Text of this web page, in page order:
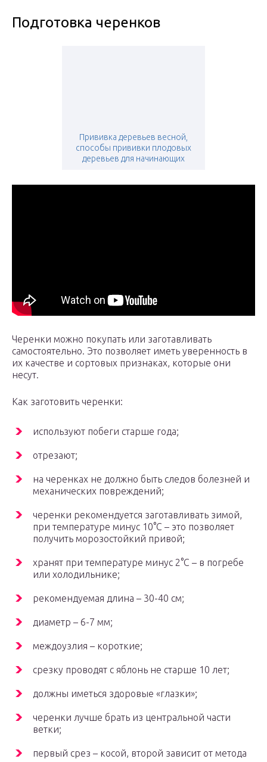
Подготовка черенков
Прививка деревьев весной,
способы прививки плодовых
деревьев для начинающих
Черенки можно покупать или заготавливать
самостоятельно. Это позволяет иметь уверенность в
их качестве и сортовых признаках, которые они
несут.
Как заготовить черенки:
используют побеги старше года;
отрезают;
на черенках не должно быть следов болезней и
механических повреждений;
черенки рекомендуется заготавливать зимой,
при температуре минус 10°С – это позволяет
получить морозостойкий привой;
хранят при температуре минус 2°С – в погребе
или холодильнике;
рекомендуемая длина – 30-40 см;
диаметр – 6-7 мм;
междоузлия – короткие;
срезку проводят с яблонь не старше 10 лет;
должны иметься здоровые «глазки»;
черенки лучше брать из центральной части
ветки;
первый срез – косой, второй зависит от метода